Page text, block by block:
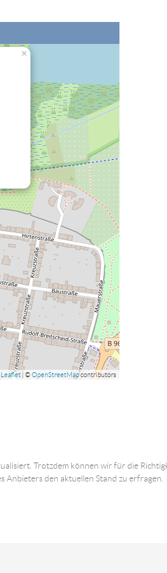
damit Sie die hier
×
Leaflet | ©OpenStreetMapcontributors
Trotzdem können wir für die
den aktuellen Stand zu erfragen.